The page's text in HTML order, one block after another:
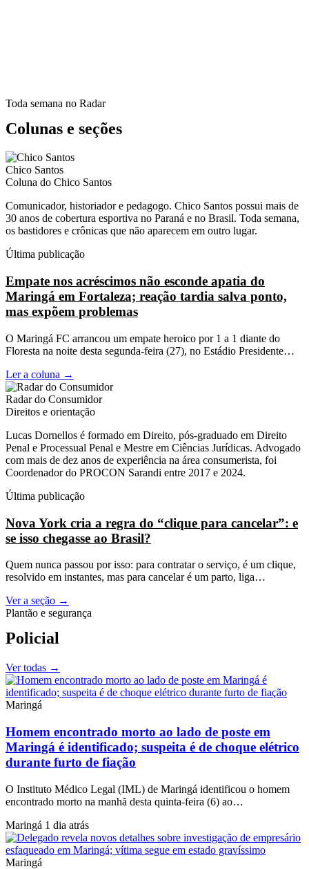
Toda semana no Radar
Colunas e seções
Chico Santos
Coluna do Chico Santos
Comunicador, historiador e pedagogo. Chico Santos possui mais de
30 anos de cobertura esportiva no Paraná e no Brasil. Toda semana,
os bastidores e crônicas que não aparecem em outro lugar.
Última publicação
Empate nos acréscimos não esconde apatia do
Maringá em Fortaleza; reação tardia salva ponto,
mas expõem problemas
O Maringá FC arrancou um empate heroico por 1 a 1 diante do
Floresta na noite desta segunda-feira (27), no Estádio Presidente…
Ler a coluna →
Radar do Consumidor
Direitos e orientação
Lucas Dornellos é formado em Direito, pós-graduado em Direito
Penal e Processual Penal e Mestre em Ciências Jurídicas. Advogado
com mais de dez anos de experiência na área consumerista, foi
Coordenador do PROCON Sarandi entre 2017 e 2024.
Última publicação
Nova York cria a regra do “clique para cancelar”: e
se isso chegasse ao Brasil?
Quem nunca passou por isso: para contratar o serviço, é um clique,
resolvido em instantes, mas para cancelar é um parto, liga…
Ver a seção →
Plantão e segurança
Policial
Ver todas →
Maringá
Homem encontrado morto ao lado de poste em
Maringá é identificado; suspeita é de choque elétrico
durante furto de fiação
O Instituto Médico Legal (IML) de Maringá identificou o homem
encontrado morto na manhã desta quinta-feira (6) ao…
Maringá 1 dia atrás
Maringá